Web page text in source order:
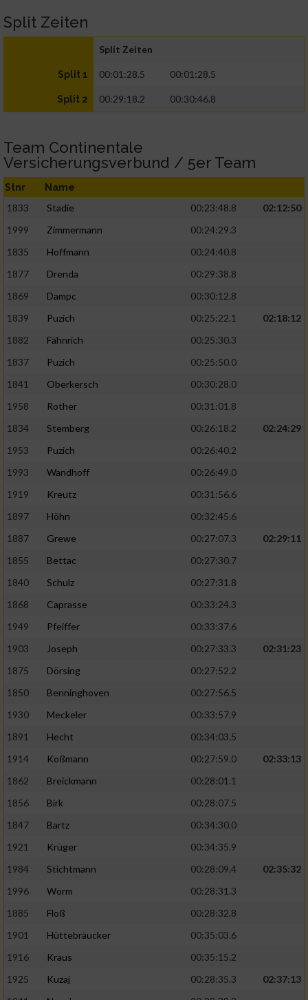
Split Zeiten
Split Zeiten
Split 1 00:01:28.5 00:01:28.5
Split 2 00:29:18.2 00:30:46.8
Team Continentale
Versicherungsverbund / 5er Team
Stnr Name
1833 Stadie 00:23:48.8
02:12:50
1999
Zimmermann
00:24:29.3
1835
Hoffmann
00:24:40.8
1877
Drenda
00:29:38.8
1869
Dampc
00:30:12.8
1839
Puzich 00:25:22.1
02:18:12
1882
Fähnrich
00:25:30.3
1837
Puzich
00:25:50.0
1841
Oberkersch
00:30:28.0
1958
Rother
00:31:01.8
1834
Stemberg 00:26:18.2
02:24:29
1953
Puzich
00:26:40.2
1993
Wandhoff
00:26:49.0
1919
Kreutz
00:31:56.6
1897
Höhn
00:32:45.6
1887
Grewe 00:27:07.3
02:29:11
1855
Bettac
00:27:30.7
1840
Schulz
00:27:31.8
1868
Caprasse
00:33:24.3
1949
Pfeiffer
00:33:37.6
1903
Joseph 00:27:33.3
02:31:23
1875
Dörsing
00:27:52.2
1850
Benninghoven
00:27:56.5
1930
Meckeler
00:33:57.9
1891
Hecht
00:34:03.5
1914
Koßmann 00:27:59.0
02:33:13
1862
Breickmann
00:28:01.1
1856
Birk
00:28:07.5
1847
Bartz
00:34:30.0
1921
Krüger
00:34:35.9
1984
Stichtmann 00:28:09.4
02:35:32
1996
Worm
00:28:31.3
1885
Floß
00:28:32.8
1901
Hüttebräucker
00:35:03.6
1916
Kraus
00:35:15.2
1925
Kuzaj 00:28:35.3
02:37:13